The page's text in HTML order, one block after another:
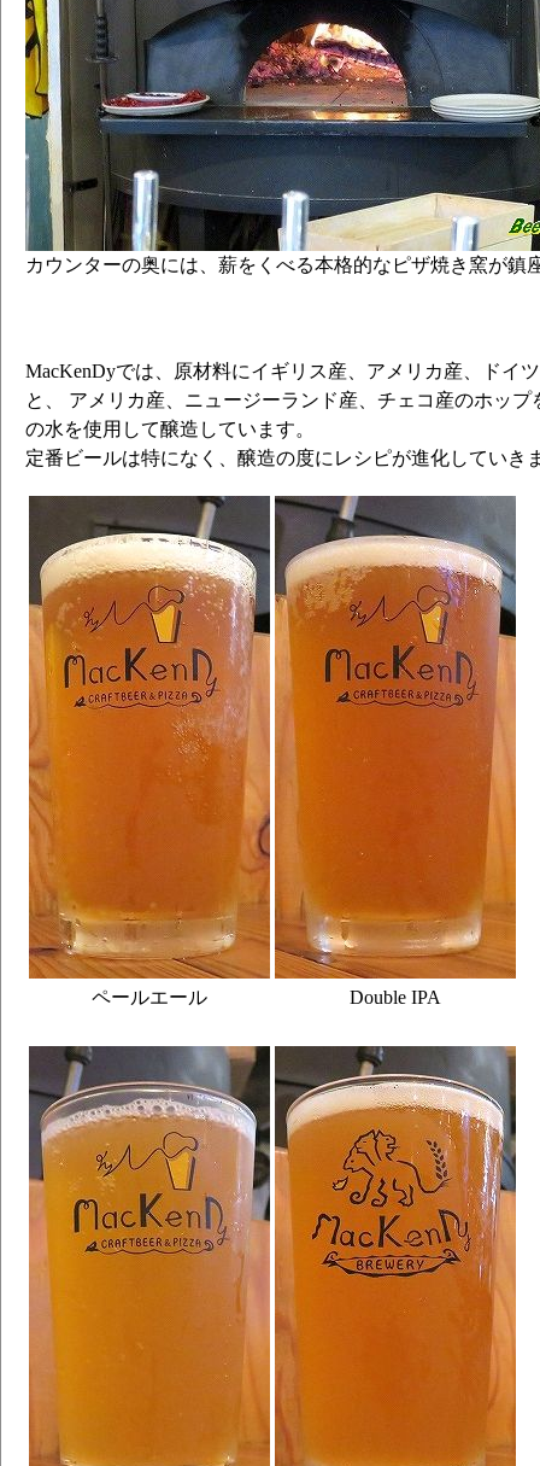
カウンターの奥には、薪をくべる本格的なピザ焼き窯が鎮
MacKenDyでは、原材料にイギリス産、アメリカ産、ドイ
と、 アメリカ産、ニュージーランド産、チェコ産のホップ
の水を使用して醸造しています。
定番ビールは特になく、醸造の度にレシピが進化していき
ペールエール Double IPA